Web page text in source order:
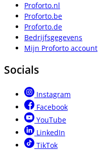
Proforto.nl
Proforto.be
Proforto.de
Bedrijfsgegevens
Mijn Proforto account
Socials
Instagram
Facebook
YouTube
LinkedIn
TikTok